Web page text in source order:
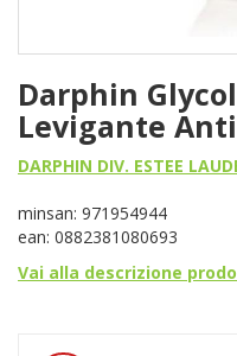
Darphin
Levigante
DARPHIN DIV. ESTEE
minsan: 971954944
ean: 0882381080693
Vai alla descrizione